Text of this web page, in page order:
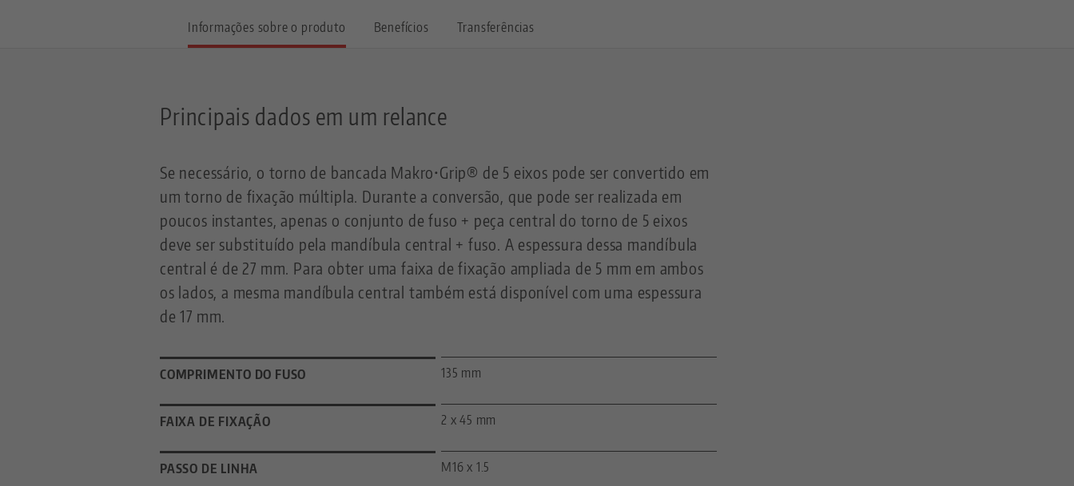
Informações sobre o produto Benefícios Transferências
Principais dados em um relance
Se necessário, o torno de bancada Makro•Grip® de 5 eixos pode ser convertido em
um torno de fixação múltipla. Durante a conversão, que pode ser realizada em
poucos instantes, apenas o conjunto de fuso + peça central do torno de 5 eixos
deve ser substituído pela mandíbula central + fuso. A espessura dessa mandíbula
central é de 27 mm. Para obter uma faixa de fixação ampliada de 5 mm em ambos
os lados, a mesma mandíbula central também está disponível com uma espessura
de 17 mm.
COMPRIMENTO DO FUSO 135 mm
FAIXA DE FIXAÇÃO 2 x 45 mm
PASSO DE LINHA M16 x 1.5